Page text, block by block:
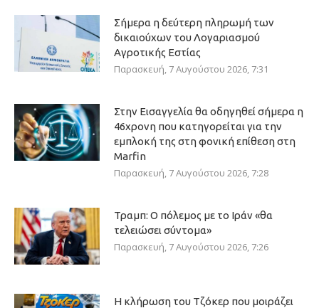
Σήμερα η δεύτερη πληρωμή των
δικαιούχων του Λογαριασμού
Αγροτικής Εστίας
Παρασκευή, 7 Αυγούστου 2026, 7:31
Στην Εισαγγελία θα οδηγηθεί σήμερα η
46χρονη που κατηγορείται για την
εμπλοκή της στη φονική επίθεση στη
Marfin
Παρασκευή, 7 Αυγούστου 2026, 7:28
Τραμπ: Ο πόλεμος με το Ιράν «θα
τελειώσει σύντομα»
Παρασκευή, 7 Αυγούστου 2026, 7:26
Η κλήρωση του Τζόκερ που μοιράζει